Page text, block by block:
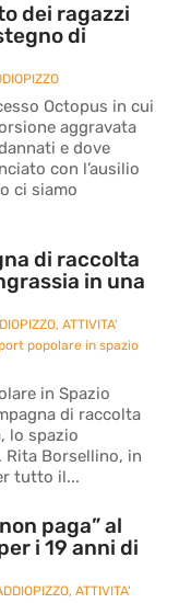
dei ragazzi
di
Octopus in cui
aggravata
e dove
con l’ausilio
ci siamo
di raccolta
in una
,ATTIVITA'
popolare in spazio
in Spazio
di raccolta
lo spazio
Rita Borsellino, in
tutto il...
paga” al
i 19 anni di
,ATTIVITA'